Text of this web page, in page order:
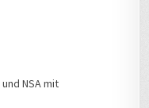
NSA mit